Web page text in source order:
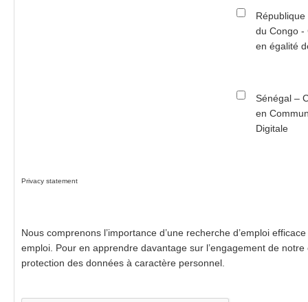
du Congo -
en égalité
Sénégal –
en
Digitale
Privacy statement
Nous comprenons l’importance d’une recherche d’emploi
emploi. Pour en apprendre davantage sur l’engagement de
protection des données à caractère personnel.